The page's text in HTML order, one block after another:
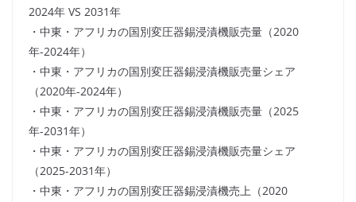
2024年 VS 2031年
・中東・アフリカの国別変圧器錫浸漬機販売量（2020
年-2024年）
・中東・アフリカの国別変圧器錫浸漬機販売量シェア
（2020年-2024年）
・中東・アフリカの国別変圧器錫浸漬機販売量（2025
年-2031年）
・中東・アフリカの国別変圧器錫浸漬機販売量シェア
（2025-2031年）
・中東・アフリカの国別変圧器錫浸漬機売上（2020